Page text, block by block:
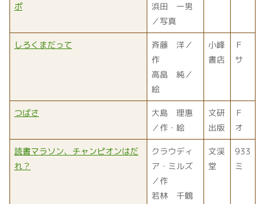
ポ
浜田 一男
／写真
しろくまだって
斉藤 洋／
作
高畠 純／
絵
小峰
書店
Ｆ
サ
つばさ
大島 理惠
／作・絵
文研
出版
Ｆ
オ
読書マラソン、チャンピオンはだ
れ？
クラウディ
ア・ミルズ
／作
若林 千鶴
文渓
堂
933
ミ